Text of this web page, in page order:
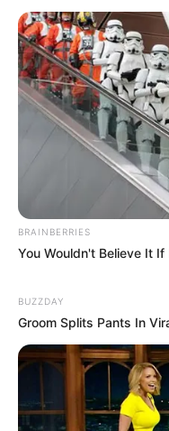
4. Untuk lantai dua
minimalis tapi tetap
BRAINBERRIES
You Wouldn't Believe It
BUZZDAY
Groom Splits Pants In